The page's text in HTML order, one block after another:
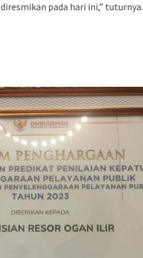
pada hari ini,” tuturnya.